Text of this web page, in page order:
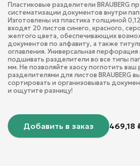
Пластиковые разделители BRAUBERG
систематизации документов внутри
Изготовлены из пластика толщиной
входят 20 листов синего, красного,
желтого цвета, обеспечивающих
документов по алфавиту, а также
оглавления. Универсальная перфорация
подшивать разделители во все типы
мм. Не позволяйте хаосу поглотить
разделителями для листов BRAUBERG
сортировать и организовывать
и ощутите разницу!
Добавить в заказ 469,18